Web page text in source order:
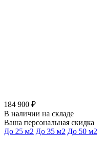
184 900 ₽
В наличии на складе
Ваша персональная скидка
До 25 м2 До 35 м2 До 50 м2